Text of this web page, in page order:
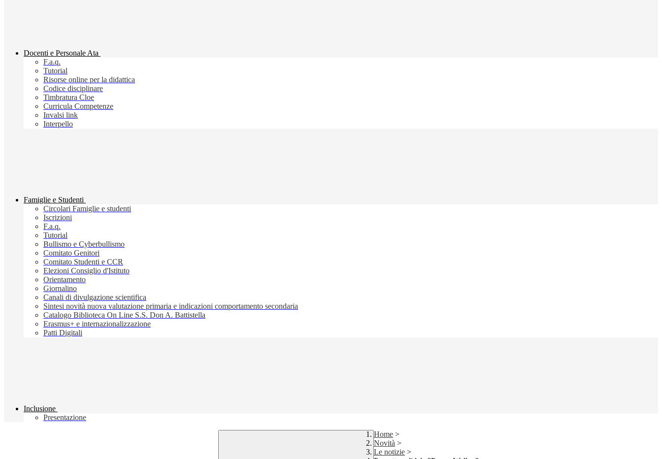
Docenti e Personale Ata
F.a.q.
Tutorial
Risorse online per la didattica
Codice disciplinare
Timbratura Cloe
Curricula Competenze
Invalsi link
Interpello
Famiglie e Studenti
Circolari Famiglie e studenti
Iscrizioni
F.a.q.
Tutorial
Bullismo e Cyberbullismo
Comitato Genitori
Comitato Studenti e CCR
Elezioni Consiglio d'Istituto
Orientamento
Giornalino
Canali di divulgazione scientifica
Sintesi novità nuova valutazione primaria e indicazioni comportamento secondaria
Catalogo Biblioteca On Line S.S. Don A. Battistella
Erasmus+ e internazionalizzazione
Patti Digitali
Inclusione
Presentazione
Home >
Novità >
Le notizie >